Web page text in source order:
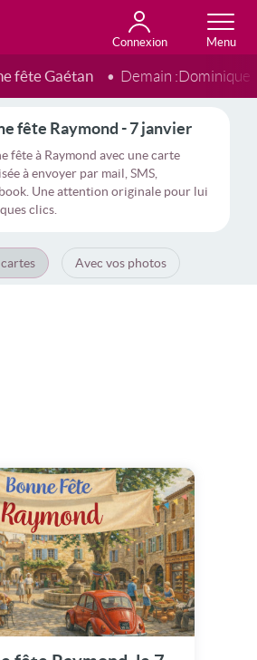
Connexion
fête Gaétan Demain :Dominique
fête Raymond - 7 janvier
fête à Raymond avec une carte
à envoyer par mail, SMS,
Une attention originale pour lui
clics.
Avec vos photos